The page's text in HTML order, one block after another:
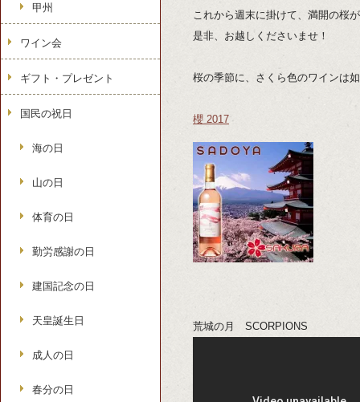
これから週末に掛けて、満開の桜
是非、お越しくださいませ！
桜の季節に、さくら色のワインは
櫻 2017
荒城の月 SCORPIONS
甲州
ワイン会
ギフト・プレゼント
国民の祝日
海の日
山の日
体育の日
勤労感謝の日
建国記念の日
天皇誕生日
成人の日
春分の日